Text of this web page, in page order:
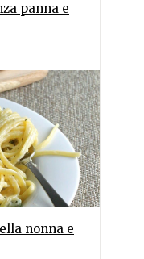
panna e
nonna e